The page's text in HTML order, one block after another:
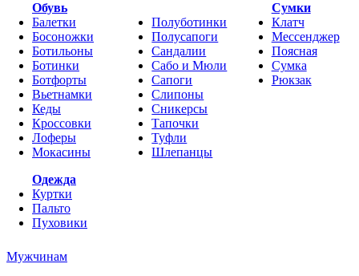
Обувь
Балетки
Босоножки
Ботильоны
Ботинки
Ботфорты
Вьетнамки
Кеды
Кроссовки
Лоферы
Мокасины
Полуботинки
Полусапоги
Сандалии
Сабо и Мюли
Сапоги
Слипоны
Сникерсы
Тапочки
Туфли
Шлепанцы
Cумки
Клатч
Мессенджер
Поясная
Сумка
Рюкзак
Одежда
Куртки
Пальто
Пуховики
Мужчинам